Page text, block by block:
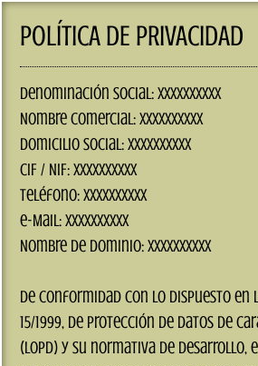
POLÍTICA DE PRIVACIDAD
Denominación social: XXXXXXXXXX
Nombre comercial: XXXXXXXXXX
Domicilio Social: XXXXXXXXXX
CIF / NIF: XXXXXXXXXX
Teléfono: XXXXXXXXXX
e-Mail: XXXXXXXXXX
Nombre de dominio: XXXXXXXXXX
De conformidad con lo dispuesto en
15/1999, de Protección de Datos de
(LOPD) y su normativa de desarrollo,